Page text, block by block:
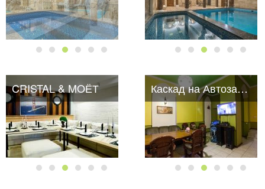
CRISTAL & MOЁТ Каскад на Автозаводской